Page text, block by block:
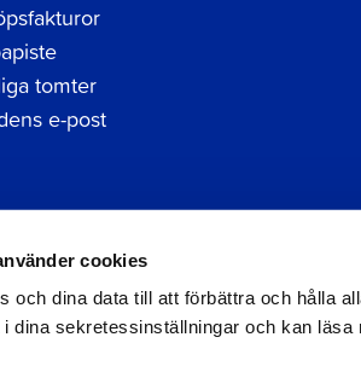
cookies
och dina data till att förbättra och hålla
dina sekretessinställningar och kan läsa
tomter
e-post
LinkedIn